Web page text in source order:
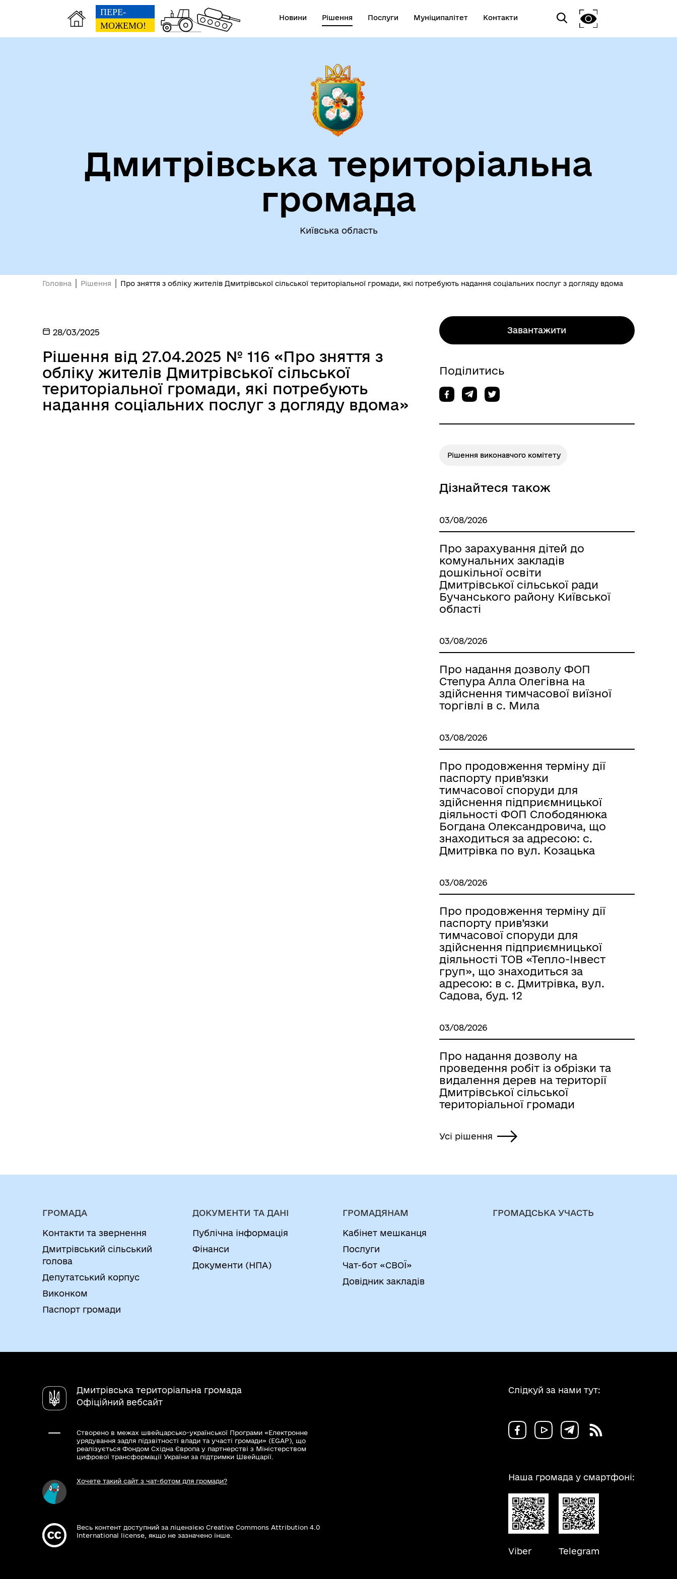
Новини Рішення Послуги Муніципалітет Контакти
Дмитрівська територіальна
громада
Київська область
Головна Рішення Про зняття з обліку жителів Дмитрівської сільської територіальної громади, які потребують надання соціальних послуг з догляду вдома
28/03/2025
Рішення від 27.04.2025 № 116 «Про зняття з
обліку жителів Дмитрівської сільської
територіальної громади, які потребують
надання соціальних послуг з догляду вдома»
Завантажити
Поділитись
Рішення виконавчого комітету
Дізнайтеся також
03/08/2026
Про зарахування дітей до
комунальних закладів
дошкільної освіти
Дмитрівської сільської ради
Бучанського району Київської
області
03/08/2026
Про надання дозволу ФОП
Степура Алла Олегівна на
здійснення тимчасової виїзної
торгівлі в с. Мила
03/08/2026
Про продовження терміну дії
паспорту прив’язки
тимчасової споруди для
здійснення підприємницької
діяльності ФОП Слободянюка
Богдана Олександровича, що
знаходиться за адресою: с.
Дмитрівка по вул. Козацька
03/08/2026
Про продовження терміну дії
паспорту прив’язки
тимчасової споруди для
здійснення підприємницької
діяльності ТОВ «Тепло-Інвест
груп», що знаходиться за
адресою: в с. Дмитрівка, вул.
Садова, буд. 12
03/08/2026
Про надання дозволу на
проведення робіт із обрізки та
видалення дерев на території
Дмитрівської сільської
територіальної громади
Усі рішення
ГРОМАДА
Контакти та звернення
Дмитрівський сільський
голова
Депутатський корпус
Виконком
Паспорт громади
ДОКУМЕНТИ ТА ДАНІ
Публічна інформація
Фінанси
Документи (НПА)
ГРОМАДЯНАМ
Кабінет мешканця
Послуги
Чат-бот «СВОЇ»
Довідник закладів
ГРОМАДСЬКА УЧАСТЬ
Дмитрівська територіальна громада
Офіційний вебсайт
Створено в межах швейцарсько-української Програми «Електронне
урядування задля підзвітності влади та участі громади» (EGAP), що
реалізується Фондом Східна Європа у партнерстві з Міністерством
цифрової трансформації України за підтримки Швейцарії.
Хочете такий сайт з чат-ботом для громади?
Весь контент доступний за ліцензією Creative Commons Attribution 4.0
International license, якщо не зазначено інше.
Слідкуй за нами тут:
Наша громада у смартфоні:
Viber Telegram